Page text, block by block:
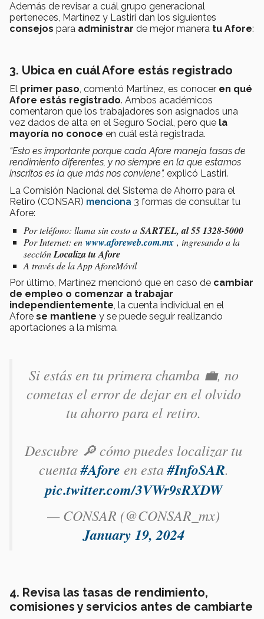
Además de revisar a cuál grupo generacional
perteneces, Martínez y Lastiri dan los siguientes
consejos para administrar de mejor manera tu Afore:
3. Ubica en cuál Afore estás registrado
El primer paso, comentó Martínez, es conocer en qué
Afore estás registrado. Ambos académicos
comentaron que los trabajadores son asignados una
vez dados de alta en el Seguro Social, pero que la
mayoría no conoce en cuál está registrada.
“Esto es importante porque cada Afore maneja tasas de
rendimiento diferentes, y no siempre en la que estamos
inscritos es la que más nos conviene”, explicó Lastiri.
La Comisión Nacional del Sistema de Ahorro para el
Retiro (CONSAR) menciona 3 formas de consultar tu
Afore:
Por teléfono: llama sin costo a SARTEL, al 55 1328-5000
Por Internet: en www.aforeweb.com.mx , ingresando a la
secciónLocaliza tu Afore
A través de la App AforeMóvil
Por último, Martínez mencionó que en caso de cambiar
de empleo o comenzar a trabajar
independientemente, la cuenta individual en el
Afore se mantiene y se puede seguir realizando
aportaciones a la misma.
Si estás en tu primera chamba 💼, no
cometas el error de dejar en el olvido
tu ahorro para el retiro.
Descubre 🔎 cómo puedes localizar tu
cuenta#Afore en esta#InfoSAR.
pic.twitter.com/3VWr9sRXDW
— CONSAR (@CONSAR_mx)
January 19, 2024
4. Revisa las tasas de rendimiento,
comisiones y servicios antes de cambiarte